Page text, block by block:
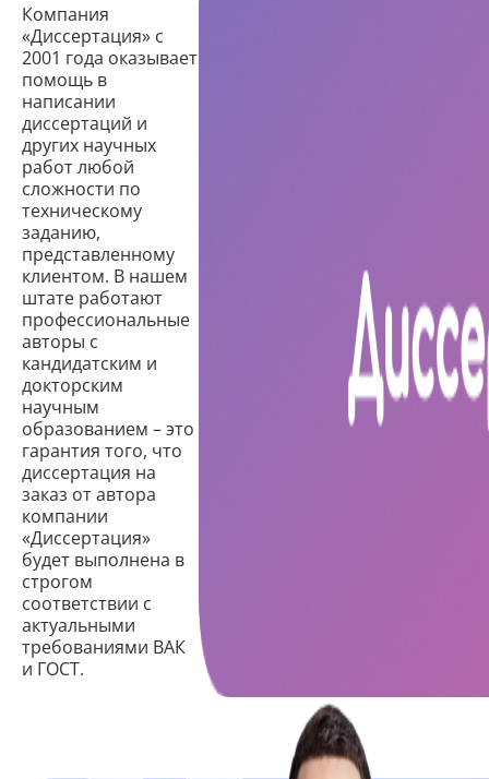
Компания
«Диссертация» с
2001 года оказывает
помощь в
написании
диссертаций и
других научных
работ любой
сложности по
техническому
заданию,
представленному
клиентом. В нашем
штате работают
профессиональные
авторы с
кандидатским и
докторским
научным
образованием – это
гарантия того, что
диссертация на
заказ от автора
компании
«Диссертация»
будет выполнена в
строгом
соответствии с
актуальными
требованиями ВАК
и ГОСТ.